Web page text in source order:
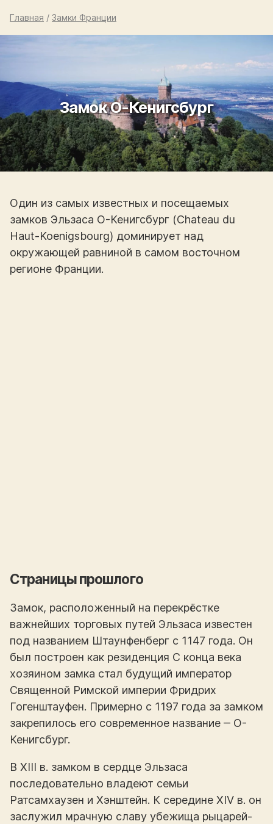
Главная / Замки Франции
Замок О-Кенигсбург
Один из самых известных и посещаемых
замков Эльзаса О-Кенигсбург (Chateau du
Haut-Koenigsbourg) доминирует над
окружающей равниной в самом восточном
регионе Франции.
Страницы прошлого
Замок, расположенный на перекрёстке
важнейших торговых путей Эльзаса известен
под названием Штаунфенберг с 1147 года. Он
был построен как резиденция С конца века
хозяином замка стал будущий император
Священной Римской империи Фридрих
Гогенштауфен. Примерно с 1197 года за замком
закрепилось его современное название ‒ О-
Кенигсбург.
В XIII в. замком в сердце Эльзаса
последовательно владеют семьи
Ратсамхаузен и Хэнштейн. К середине XIV в. он
заслужил мрачную славу убежища рыцарей-